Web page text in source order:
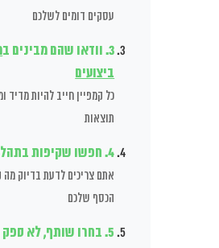
עסקים דומים לשלכם
3. וודאו שהם מבינים ב
ביצועים
כל קמפיין חייב להיות מדיד
תוצאות
4. חפשו שקיפות בתהליכים
אתם צריכים לדעת בדיוק מה
הכסף שלכם
5. בחרו שותף, לא ספק